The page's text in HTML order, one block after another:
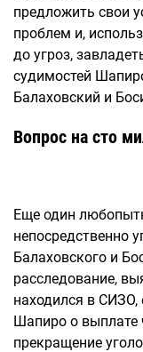
предложить свои
проблем и,
до угроз,
судимостей
Балаховский и
Вопрос на сто
Еще один
непосредственно
Балаховского и
расследование,
находился в СИЗО,
Шапиро о выплате
прекращение